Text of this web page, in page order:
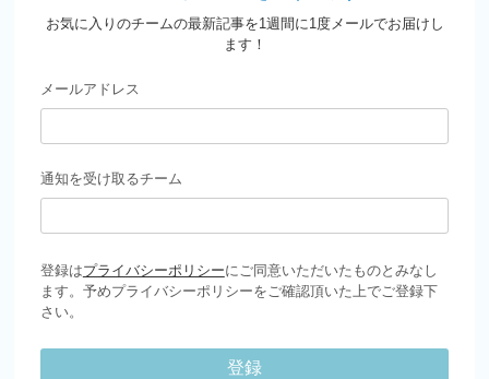
お気に入りのチームの最新記事を1週間に1度メールでお届けし
ます！
メールアドレス
通知を受け取るチーム
登録はプライバシーポリシーにご同意いただいたものとみなし
ます。予めプライバシーポリシーをご確認頂いた上でご登録下
さい。
登録